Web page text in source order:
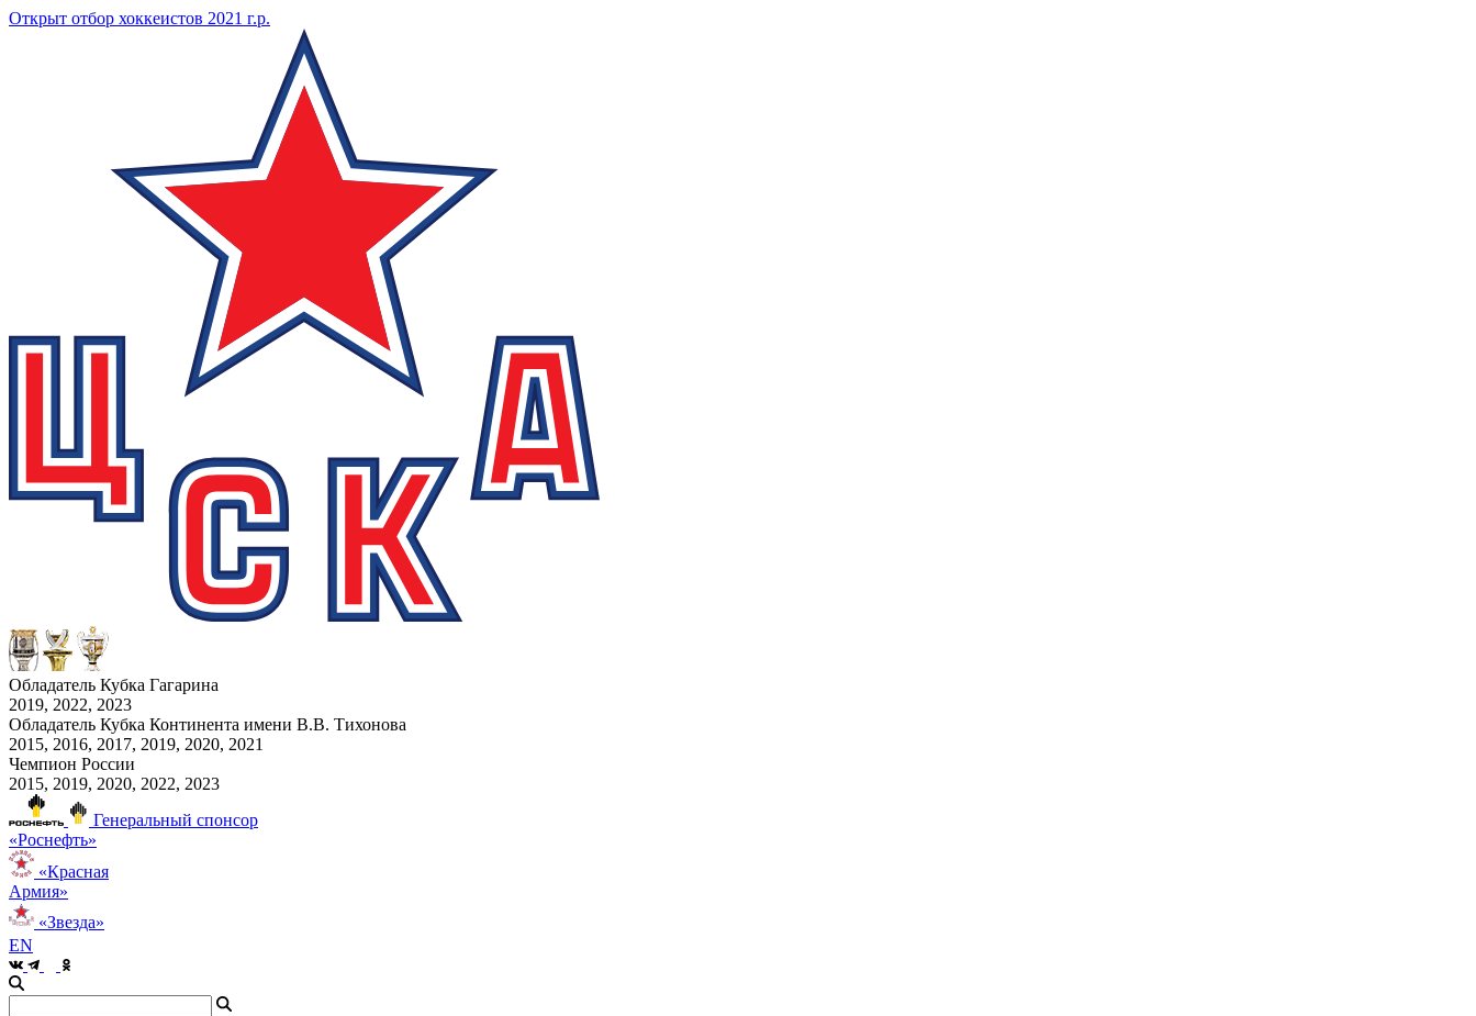
Открыт отбор хоккеистов 2021 г.р.
Обладатель Кубка Гагарина
2019, 2022, 2023
Обладатель Кубка Континента имени В.В. Тихонова
2015, 2016, 2017, 2019, 2020, 2021
Чемпион России
2015, 2019, 2020, 2022, 2023
Генеральный спонсор
«Роснефть»
«Красная
Армия»
«Звезда»
EN